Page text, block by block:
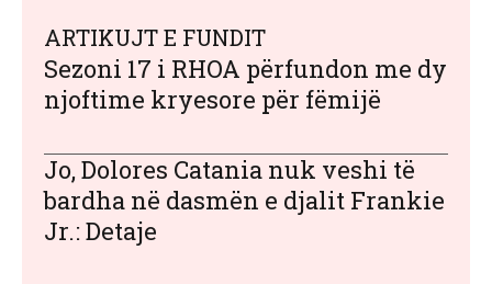
ARTIKUJT E FUNDIT
Sezoni 17 i RHOA përfundon me dy
njoftime kryesore për fëmijë
Jo, Dolores Catania nuk veshi të
bardha në dasmën e djalit Frankie
Jr.: Detaje